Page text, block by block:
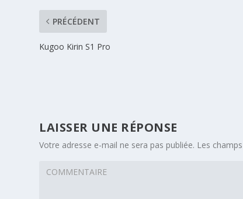
PRÉCÉDENT
Kugoo Kirin S1 Pro
LAISSER UNE RÉPONSE
Votre adresse e-mail ne sera pas publiée. Les